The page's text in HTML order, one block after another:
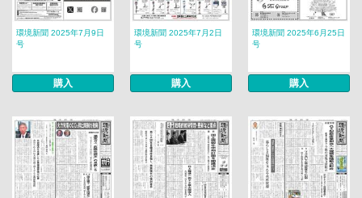
環境新聞 2025年7月9日
号
購入
環境新聞 2025年7月2日
号
購入
環境新聞 2025年6月25日
号
購入